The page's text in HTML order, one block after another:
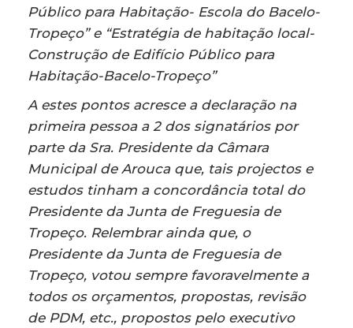
Público para Habitação- Escola do Bacelo-
Tropeço” e “Estratégia de habitação local-
Construção de Edifício Público para
Habitação-Bacelo-Tropeço”
A estes pontos acresce a declaração na
primeira pessoa a 2 dos signatários por
parte da Sra. Presidente da Câmara
Municipal de Arouca que, tais projectos e
estudos tinham a concordância total do
Presidente da Junta de Freguesia de
Tropeço. Relembrar ainda que, o
Presidente da Junta de Freguesia de
Tropeço, votou sempre favoravelmente a
todos os orçamentos, propostas, revisão
de PDM, etc., propostos pelo executivo